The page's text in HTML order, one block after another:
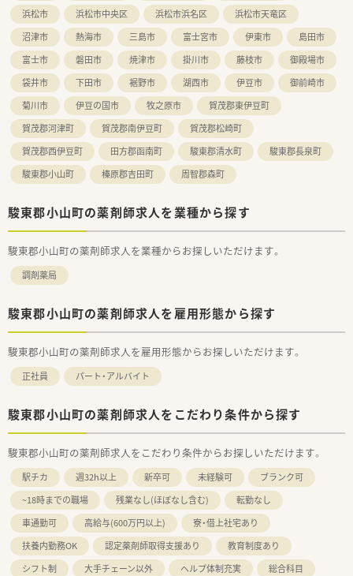
浜松市 浜松市中央区 浜松市浜名区
浜松市天竜区
沼津市
熱海市 三島市 富士宮市 伊東市
島田市
富士市
磐田市 焼津市 掛川市 藤枝市
御殿場市
袋井市
下田市 裾野市 湖西市 伊豆市
御前崎市
菊川市
伊豆の国市 牧之原市
賀茂郡東伊豆町
賀茂郡河津町
賀茂郡南伊豆町
賀茂郡松崎町
賀茂郡西伊豆町
田方郡函南町 駿東郡清水町
駿東郡長泉町
駿東郡小山町
榛原郡吉田町 周智郡森町
駿東郡小山町の薬剤師求人を業種から探す
駿東郡小山町の薬剤師求人を業種からお探しいただけます。
調剤薬局
駿東郡小山町の薬剤師求人を雇用形態から探す
駿東郡小山町の薬剤師求人を雇用形態からお探しいただけます。
正社員 パート・アルバイト
駿東郡小山町の薬剤師求人をこだわり条件から探す
駿東郡小山町の薬剤師求人をこだわり条件からお探しいただけます。
駅チカ 週32h以上 新卒可 未経験可
ブランク可
~18時までの職場
残業なし(ほぼなし含む)
転勤なし
車通勤可
高給与(600万円以上)
寮・借上社宅あり
扶養内勤務OK
認定薬剤師取得支援あり
教育制度あり
シフト制
大手チェーン以外 ヘルプ体制充実
総合科目